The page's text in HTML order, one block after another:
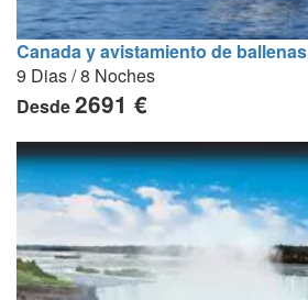
Canada y avistamiento de ballenas
9 Dias / 8 Noches
Desde2691 €